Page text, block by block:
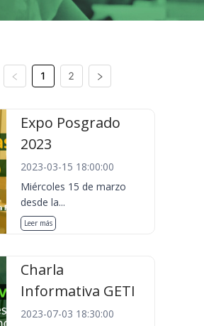
1 2
Expo Posgrado
2023
2023-03-15 18:00:00
Miércoles 15 de marzo
desde la...
Leer más
Charla
Informativa GETI
2023-07-03 18:30:00